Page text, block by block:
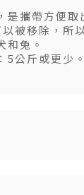
是攜帶方便取
被移除，所
和兔。
5公斤或更少。